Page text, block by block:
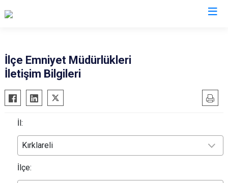
İlçe Emniyet Müdürlükleri
İletişim Bilgileri
İl:
Kırklareli
İlçe: